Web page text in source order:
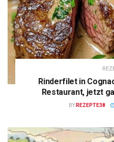
Rinderfilet in
Restaurant, jetzt
BY REZEPTE38